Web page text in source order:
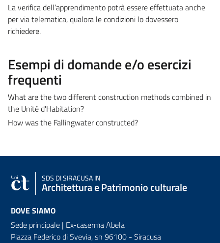
La verifica dell’apprendimento potrà essere effettuata anche
per via telematica, qualora le condizioni lo dovessero
richiedere.
Esempi di domande e/o esercizi
frequenti
What are the two different construction methods combined in
the Unitè d'Habitation?
How was the Fallingwater constructed?
SDS DI SIRACUSA IN
Architettura e Patrimonio culturale
DOVE SIAMO
Sede principale | Ex-caserma Abela
Piazza Federico di Svevia, sn 96100 - Siracusa